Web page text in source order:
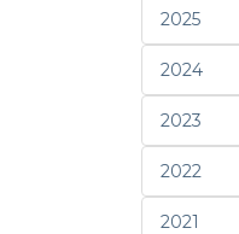
2025
2024
2023
2022
2021